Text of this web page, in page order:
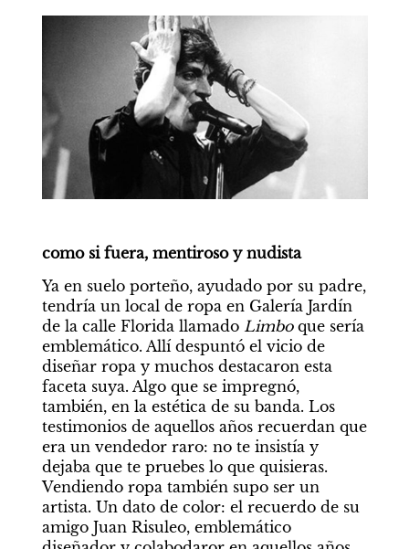
como si fuera, mentiroso y nudista
Ya en suelo porteño, ayudado por su padre,
tendría un local de ropa en Galería Jardín
de la calle Florida llamado Limbo que sería
emblemático. Allí despuntó el vicio de
diseñar ropa y muchos destacaron esta
faceta suya. Algo que se impregnó,
también, en la estética de su banda. Los
testimonios de aquellos años recuerdan que
era un vendedor raro: no te insistía y
dejaba que te pruebes lo que quisieras.
Vendiendo ropa también supo ser un
artista. Un dato de color: el recuerdo de su
amigo Juan Risuleo, emblemático